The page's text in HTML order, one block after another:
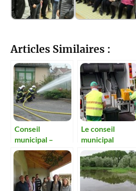
Articles Similaires :
Conseil
municipal –
Quels locaux
pour les
pompiers ?
Le conseil
municipal
s’oppose à la
fusion des
syndicats de
traitements des